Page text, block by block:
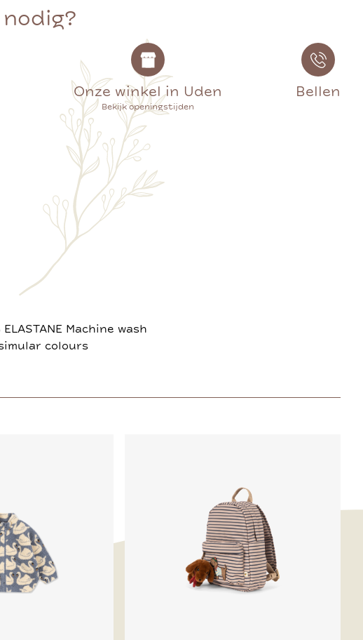
Onze winkel in Uden
Bekijk openingstijden
Bellen
ELASTANE Machine wash
colours